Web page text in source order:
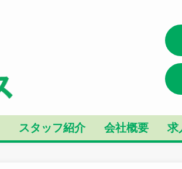
スタッフ紹介 会社概要 求